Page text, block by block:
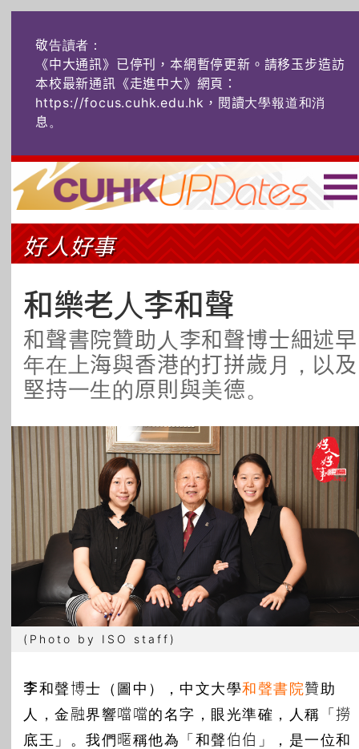
敬告讀者：
《中大通訊》已停刊，本網暫停更新。請移玉步造訪
本校最新通訊《走進中大》網頁：
https://focus.cuhk.edu.hk，閱讀大學報道和消
息。
主頁 | ENG | 简体 |
頭條 榜上友名 學術探奇
社創薈動 六物窺人
藝士匹靈 雅共賞 字裏科技
所有主題
好人好事
和樂老人李和聲
和聲書院贊助人李和聲博士細述早
年在上海與香港的打拼歲月，以及
堅持一生的原則與美德。
(Photo by ISO staff)
李和聲博士（圖中），中文大學和聲書院贊助
人，金融界響噹噹的名字，眼光準確，人稱「撈
底王」。我們暱稱他為「和聲伯伯」，是一位和